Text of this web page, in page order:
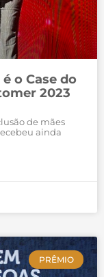
o Case do
2023
de mães
ainda
PRÊMIO